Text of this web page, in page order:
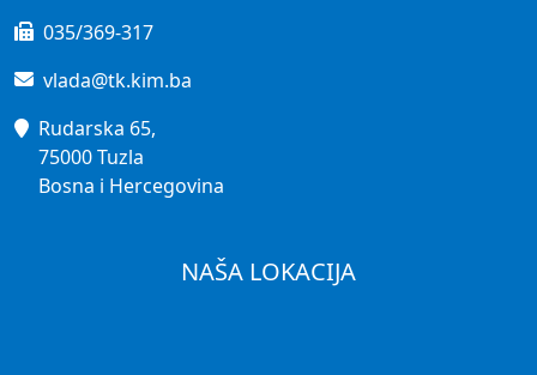
035/369-317
vlada@tk.kim.ba
Rudarska 65,
75000 Tuzla
Bosna i Hercegovina
NAŠA LOKACIJA